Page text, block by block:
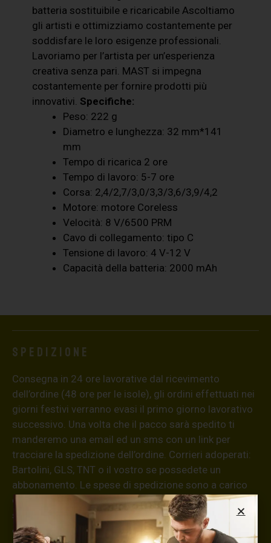
batteria sostituibile e ricaricabile Ascoltiamo
gli artisti e ottimizziamo costantemente per
soddisfare le loro esigenze professionali.
Lavoriamo per l’artista per un’esperienza
creativa senza pari. MAST si impegna
costantemente per fornire prodotti più
innovativi. Specifiche:
Peso: 222 g
Diametro e lunghezza: 32 mm*141
mm
Tempo di ricarica 2 ore
Tempo di lavoro: 5-7 ore
Corsa: 2,4/2,7/3,0/3,3/3,6/3,9/4,2
Motore: motore Coreless
Velocità: 8 V/6500 PRM
Cavo di collegamento: tipo C
Tensione di lavoro: 4 V-12 V
Capacità della batteria: 2000 mAh
Spedizione
Consegna in 24 ore lavorative dal ricevimento
dell’ordine (48 ore per le isole), gli ordini effettuati nei
giorni festivi verranno evasi il primo giorno lavorativo
successivo. Una volta che il pacco sarà spedito ti
manderemo una email ed un sms con un link per
tracciare la spedizione dell’ordine. Corrieri adoperati:
Bartolini, GLS, TNT o il vostro se possedete un
abbonamento. Le spese di spedizione sono a carico
del cliente; la merce viene inviata tramite corriere. La
spedizione senza contrassegno a partire da €8,20 (iva
compresa) per ordini fino a €55. La spedizione senza